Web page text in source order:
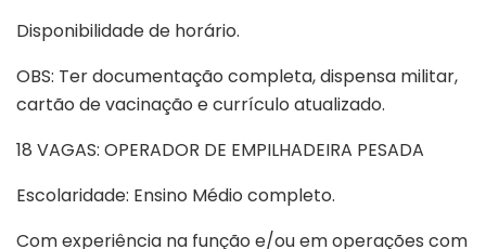
Disponibilidade de horário.
OBS: Ter documentação completa, dispensa militar,
cartão de vacinação e currículo atualizado.
18 VAGAS: OPERADOR DE EMPILHADEIRA PESADA
Escolaridade: Ensino Médio completo.
Com experiência na função e/ou em operações com